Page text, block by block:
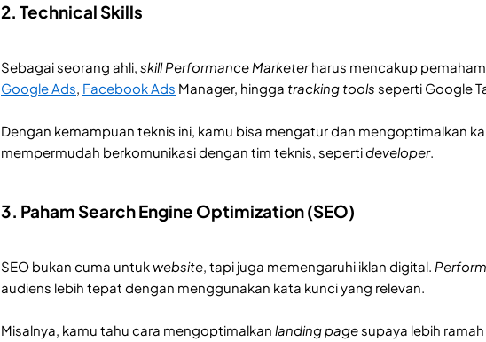
2. Technical Skills
Sebagai seorang ahli, skill Performance Marketerharus mencakup
Google Ads, Facebook Ads Manager, hingga tracking tools seperti Google
Dengan kemampuan teknis ini, kamu bisa mengatur dan mengoptimalkan
mempermudah berkomunikasi dengan tim teknis, sepertideveloper.
3. Paham Search Engine Optimization (SEO)
SEO bukan cuma untukwebsite, tapi juga memengaruhi iklan digital.
audiens lebih tepat dengan menggunakan kata kunci yang relevan.
Misalnya, kamu tahu cara mengoptimalkan landing pagesupaya lebih